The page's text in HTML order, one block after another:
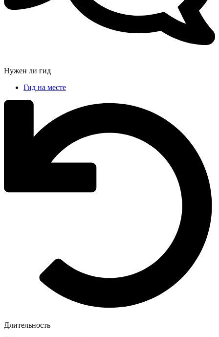
Нужен ли гид
Гид на месте
Длительность